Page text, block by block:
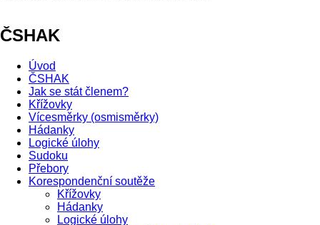
ČSHAK
Úvod
ČSHAK
Jak se stát členem?
Křížovky
Vícesměrky (osmisměrky)
Hádanky
Logické úlohy
Sudoku
Přebory
Korespondenční soutěže
Křížovky
Hádanky
Logické úlohy